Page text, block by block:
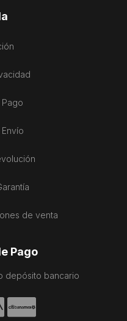
Pago
de venta
Pago
depósito bancario